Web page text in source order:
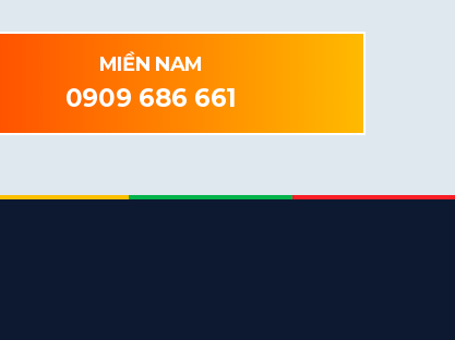
MIỀN NAM
0909 686 661